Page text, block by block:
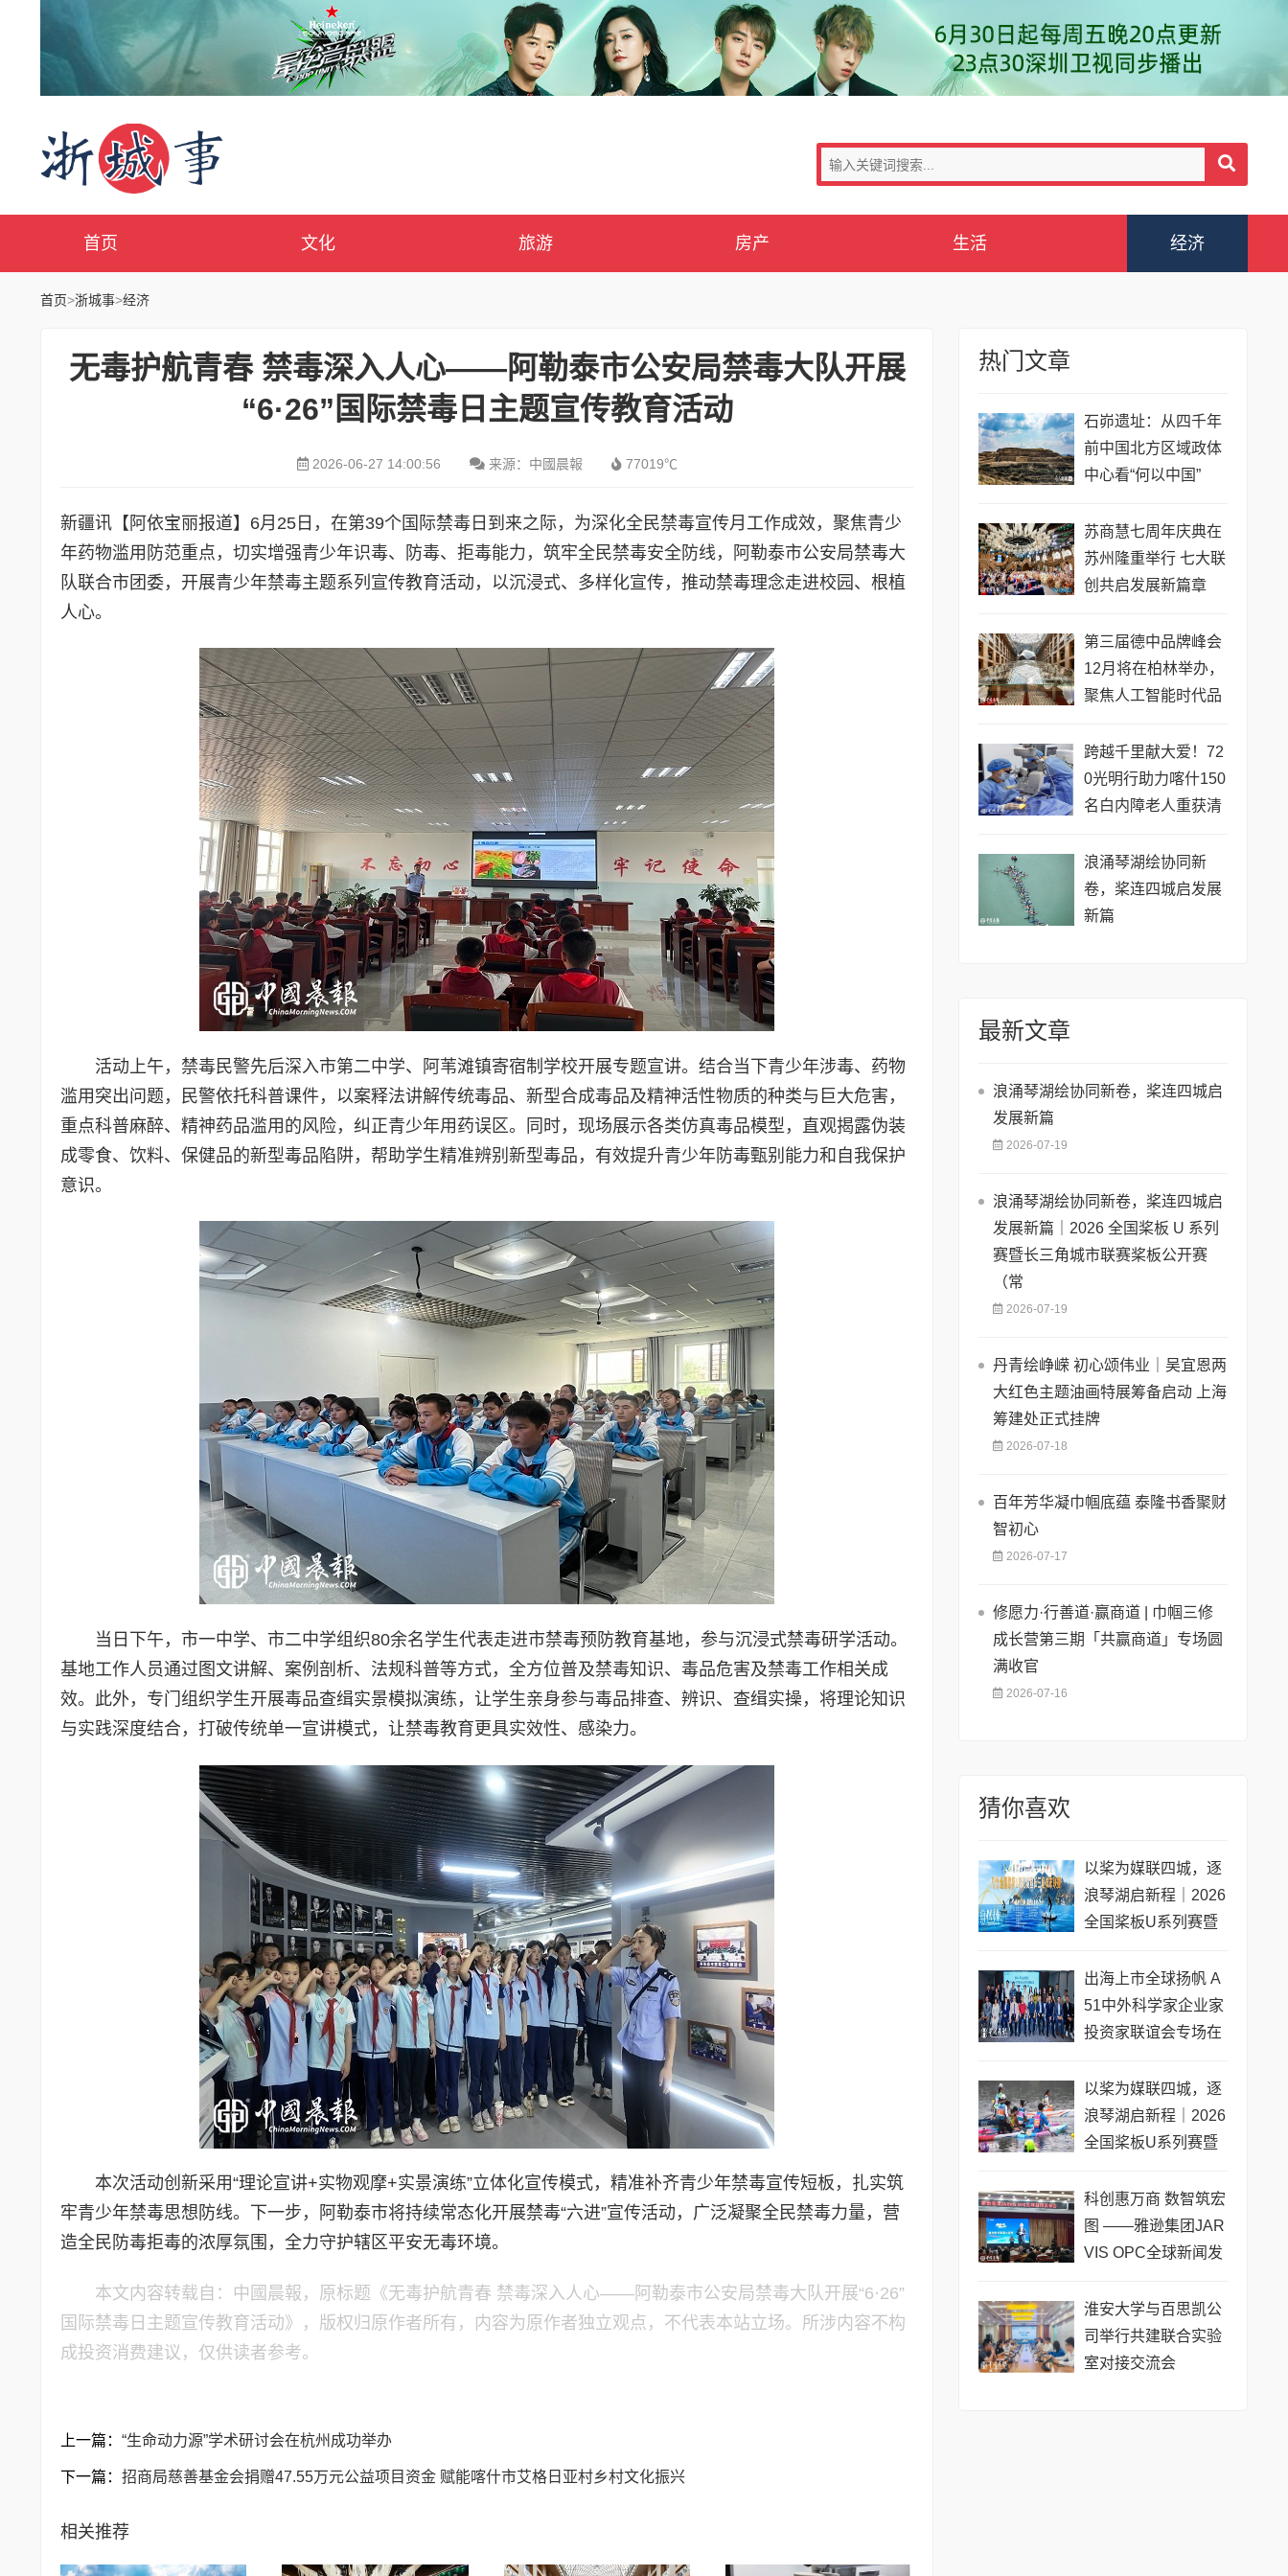
首页 文化 旅游 房产 生活 经济
首页>浙城事>经济
无毒护航青春 禁毒深入人心——阿勒泰市公安局禁毒大队开展
“6·26”国际禁毒日主题宣传教育活动
2026-06-27 14:00:56 来源：中國晨報 77019℃
新疆讯【阿依宝丽报道】6月25日，在第39个国际禁毒日到来之际，为深化全民禁毒宣传月工作成效，聚焦青少
年药物滥用防范重点，切实增强青少年识毒、防毒、拒毒能力，筑牢全民禁毒安全防线，阿勒泰市公安局禁毒大
队联合市团委，开展青少年禁毒主题系列宣传教育活动，以沉浸式、多样化宣传，推动禁毒理念走进校园、根植
人心。
活动上午，禁毒民警先后深入市第二中学、阿苇滩镇寄宿制学校开展专题宣讲。结合当下青少年涉毒、药物
滥用突出问题，民警依托科普课件，以案释法讲解传统毒品、新型合成毒品及精神活性物质的种类与巨大危害，
重点科普麻醉、精神药品滥用的风险，纠正青少年用药误区。同时，现场展示各类仿真毒品模型，直观揭露伪装
成零食、饮料、保健品的新型毒品陷阱，帮助学生精准辨别新型毒品，有效提升青少年防毒甄别能力和自我保护
意识。
当日下午，市一中学、市二中学组织80余名学生代表走进市禁毒预防教育基地，参与沉浸式禁毒研学活动。
基地工作人员通过图文讲解、案例剖析、法规科普等方式，全方位普及禁毒知识、毒品危害及禁毒工作相关成
效。此外，专门组织学生开展毒品查缉实景模拟演练，让学生亲身参与毒品排查、辨识、查缉实操，将理论知识
与实践深度结合，打破传统单一宣讲模式，让禁毒教育更具实效性、感染力。
本次活动创新采用“理论宣讲+实物观摩+实景演练”立体化宣传模式，精准补齐青少年禁毒宣传短板，扎实筑
牢青少年禁毒思想防线。下一步，阿勒泰市将持续常态化开展禁毒“六进”宣传活动，广泛凝聚全民禁毒力量，营
造全民防毒拒毒的浓厚氛围，全力守护辖区平安无毒环境。
本文内容转载自：中國晨報，原标题《无毒护航青春 禁毒深入人心——阿勒泰市公安局禁毒大队开展“6·26”
国际禁毒日主题宣传教育活动》，版权归原作者所有，内容为原作者独立观点，不代表本站立场。所涉内容不构
成投资消费建议，仅供读者参考。
上一篇： “生命动力源”学术研讨会在杭州成功举办
下一篇： 招商局慈善基金会捐赠47.55万元公益项目资金 赋能喀什市艾格日亚村乡村文化振兴
相关推荐
热门文章
石峁遗址：从四千年
前中国北方区域政体
中心看“何以中国”
苏商慧七周年庆典在
苏州隆重举行 七大联
创共启发展新篇章
第三届德中品牌峰会
12月将在柏林举办，
聚焦人工智能时代品
跨越千里献大爱！72
0光明行助力喀什150
名白内障老人重获清
浪涌琴湖绘协同新
卷，桨连四城启发展
新篇
最新文章
浪涌琴湖绘协同新卷，桨连四城启
发展新篇
2026-07-19
浪涌琴湖绘协同新卷，桨连四城启
发展新篇｜2026 全国桨板 U 系列
赛暨长三角城市联赛桨板公开赛
（常
2026-07-19
丹青绘峥嵘 初心颂伟业｜吴宜恩两
大红色主题油画特展筹备启动 上海
筹建处正式挂牌
2026-07-18
百年芳华凝巾帼底蕴 泰隆书香聚财
智初心
2026-07-17
修愿力·行善道·赢商道 | 巾帼三修
成长营第三期「共赢商道」专场圆
满收官
2026-07-16
猜你喜欢
以桨为媒联四城，逐
浪琴湖启新程｜2026
全国桨板U系列赛暨
公开赛（常熟站）即
将开赛
出海上市全球扬帆 A
51中外科学家企业家
投资家联谊会专场在
业境外上市多元服务
以桨为媒联四城，逐
浪琴湖启新程｜2026
全国桨板U系列赛暨
公开赛（常熟站）即
将热力
科创惠万商 数智筑宏
图 ——雅逊集团JAR
VIS OPC全球新闻发
淮安大学与百思凯公
司举行共建联合实验
室对接交流会